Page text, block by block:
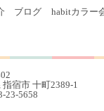
ブログ habitカラー
宿市 十町2389-1
23-5658